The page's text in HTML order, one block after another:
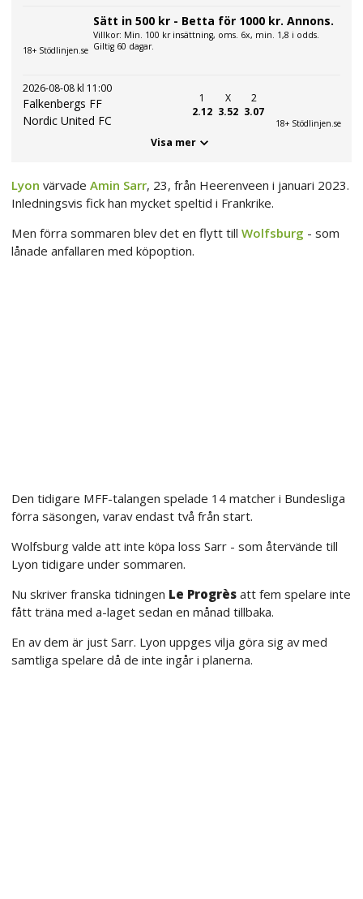
18+ Stödlinjen.se
Sätt in 500 kr - Betta för 1000 kr. Annons.
Villkor: Min. 100 kr insättning, oms. 6x, min. 1,8 i odds.
Giltig 60 dagar.
2026-08-08 kl 11:00
Falkenbergs FF
Nordic United FC
1
2.12
X
3.52
2
3.07
18+ Stödlinjen.se
Visa mer
Lyon värvade Amin Sarr, 23, från Heerenveen i januari 2023.
Inledningsvis fick han mycket speltid i Frankrike.
Men förra sommaren blev det en flytt till Wolfsburg - som
lånade anfallaren med köpoption.
Den tidigare MFF-talangen spelade 14 matcher i Bundesliga
förra säsongen, varav endast två från start.
Wolfsburg valde att inte köpa loss Sarr - som återvände till
Lyon tidigare under sommaren.
Nu skriver franska tidningen Le Progrès att fem spelare inte
fått träna med a-laget sedan en månad tillbaka.
En av dem är just Sarr. Lyon uppges vilja göra sig av med
samtliga spelare då de inte ingår i planerna.